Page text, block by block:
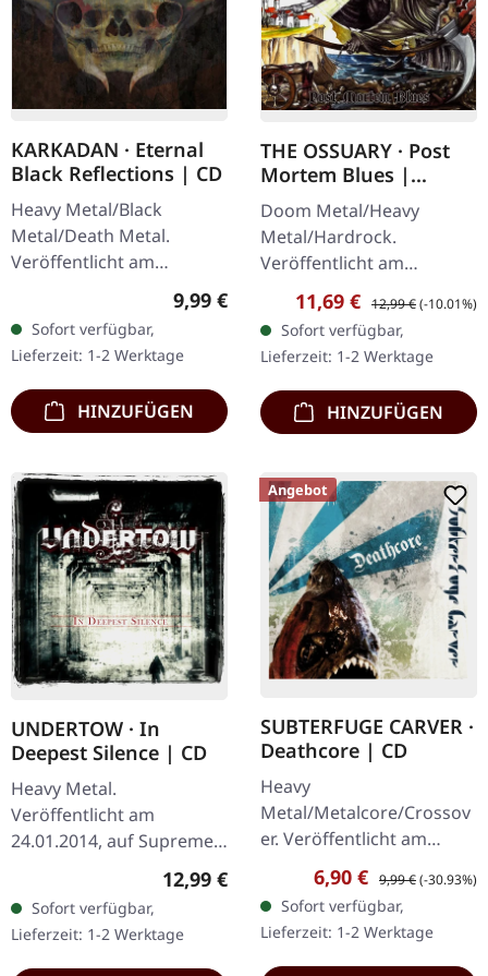
KARKADAN · Eternal
Black Reflections | CD
Heavy Metal/Black
Metal/Death Metal.
Veröffentlicht am
19.01.2002, auf Supreme
Chaos Records. CD im
Jewelcase. Neuauflage mit
neuem Artwork,…
Regulärer Preis:
9,99 €
Sofort verfügbar,
Lieferzeit: 1-2 Werktage
HINZUFÜGEN
THE OSSUARY · Post
Mortem Blues |
DIGIPAK CD
Doom Metal/Heavy
Metal/Hardrock.
Veröffentlicht am
17.02.2017, auf Supreme
Chaos Records. Limitierte
Erstauflage als Digipak.
Debüt-Album der…
Verkaufspreis:
11,69 € Regulärer Preis:
12,99 €(-10.01%)
Sofort verfügbar,
Lieferzeit: 1-2 Werktage
HINZUFÜGEN
UNDERTOW · In
Deepest Silence | CD
Heavy Metal.
Veröffentlicht am
24.01.2014, auf Supreme
Chaos Records. CD im
Jewelcase. Heavy wie
Hölle und dennoch
abwechslungsreich. Das
Regulärer Preis:
12,99 €
Sofort verfügbar,
Lieferzeit: 1-2 Werktage
Angebot
SUBTERFUGE CARVER ·
Deathcore | CD
Heavy
Metal/Metalcore/Crossov
er. Veröffentlicht am
08.02.2008, auf Supreme
Chaos Records. CD im
Jewelcase mit 12-seitigem
Booklet. Subterfuge
Carver…
Verkaufspreis:
6,90 € Regulärer Preis:
9,99 €(-30.93%)
Sofort verfügbar,
Lieferzeit: 1-2 Werktage